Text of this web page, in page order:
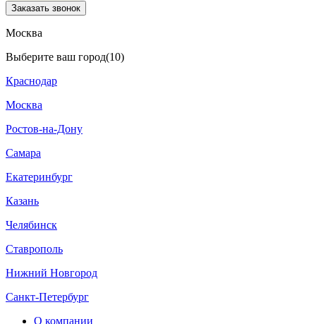
Заказать звонок
Москва
Выберите ваш город(10)
Краснодар
Москва
Ростов-на-Дону
Самара
Екатеринбург
Казань
Челябинск
Ставрополь
Нижний Новгород
Санкт-Петербург
О компании